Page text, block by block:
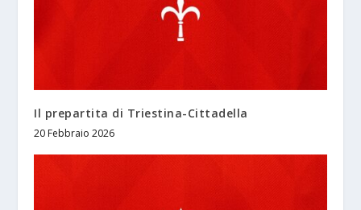
Il prepartita di Triestina-Cittadella
20 Febbraio 2026